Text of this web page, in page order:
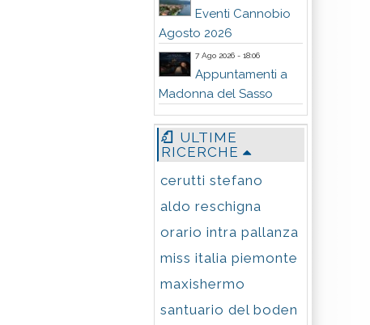
Eventi Cannobio
Agosto 2026
7 Ago 2026 - 18:06
Appuntamenti a
Madonna del Sasso
ULTIME
RICERCHE
cerutti stefano
aldo reschigna
orario intra pallanza
miss italia piemonte
maxishermo
santuario del boden